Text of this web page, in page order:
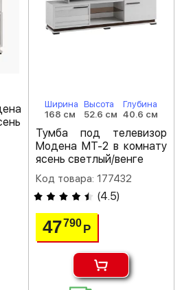
Ширина
168 см
Высота
52.6 см
Глубина
40.6 см
Тумба под телевизор
Модена МТ-2 в комнату
ясень светлый/венге
Код товара: 177432
(4.5)
47790 Р